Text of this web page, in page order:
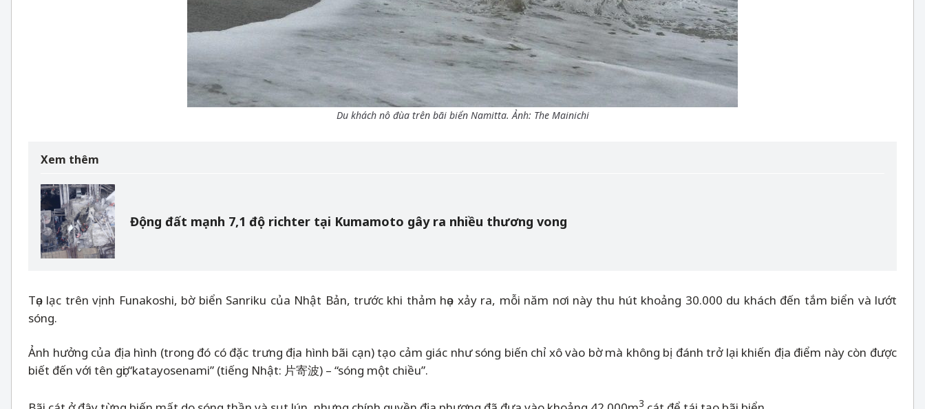
Du khách nô đùa trên bãi biển Namitta. Ảnh: The Mainichi
Xem thêm
Động đất mạnh 7,1 độ richter tại Kumamoto gây ra nhiều thương vong
Tọa lạc trên vịnh Funakoshi, bờ biển Sanriku của Nhật Bản, trước khi thảm họa xảy ra, mỗi năm nơi này thu hút khoảng 30.000 du khách đến tắm biển và lướt
sóng.
Ảnh hưởng của địa hình (trong đó có đặc trưng địa hình bãi cạn) tạo cảm giác như sóng biến chỉ xô vào bờ mà không bị đánh trở lại khiến địa điểm này còn được
biết đến với tên gọi “katayosenami” (tiếng Nhật: 片寄波) – “sóng một chiều”.
3